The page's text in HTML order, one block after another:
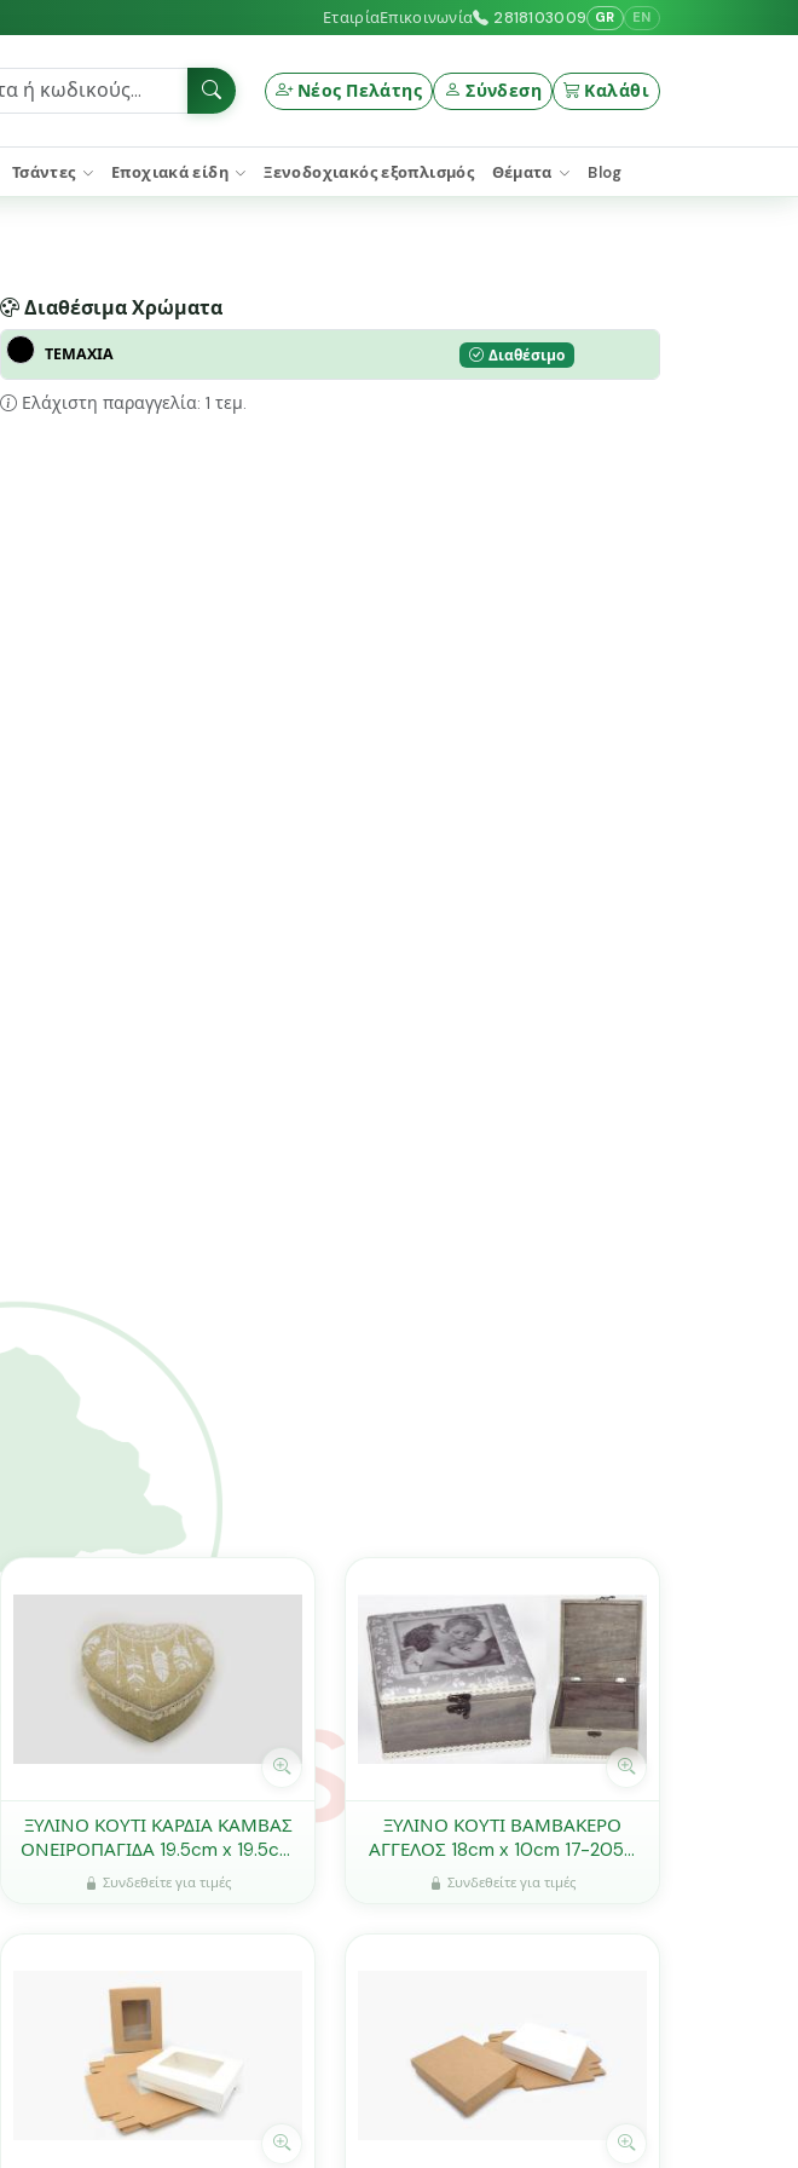
ΕταιρίαΕπικοινωνία 2818103009 GR EN
Νέος Πελάτης Σύνδεση Καλάθι
Τσάντες Εποχιακά είδη Ξενοδοχιακός εξοπλισμός Θέματα Blog
Διαθέσιμα Χρώματα
ΤΕΜΑΧΙΑ Διαθέσιμο
Ελάχιστη παραγγελία: 1 τεμ.
ΞΥΛΙΝΟ ΚΟΥΤΙ ΚΑΡΔΙΑ ΚΑΜΒΑΣ
ΟΝΕΙΡΟΠΑΓΙΔΑ 19.5cm x 19.5cm
x 7cm 17-8009 0621151
Συνδεθείτε για τιμές
ΞΥΛΙΝΟ ΚΟΥΤΙ ΒΑΜΒΑΚΕΡΟ
ΑΓΓΕΛΟΣ 18cm x 10cm 17-2050
0621141
Συνδεθείτε για τιμές